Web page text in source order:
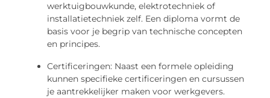
werktuigbouwkunde, elektrotechniek of
installatietechniek zelf. Een diploma vormt de
basis voor je begrip van technische concepten
en principes.
Certificeringen: Naast een formele opleiding
kunnen specifieke certificeringen en cursussen
je aantrekkelijker maken voor werkgevers.